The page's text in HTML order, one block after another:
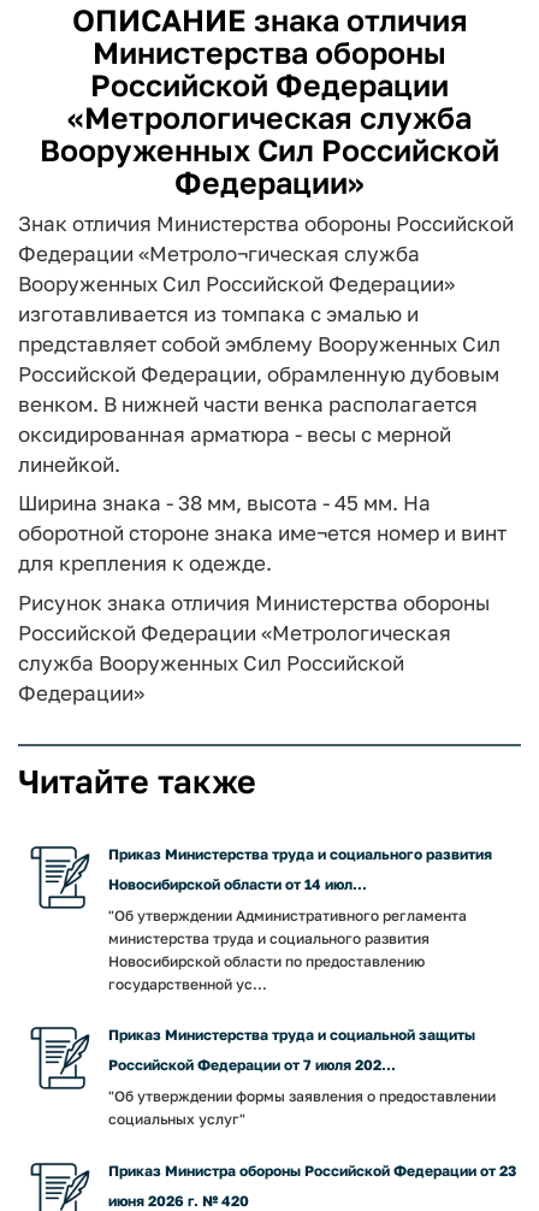
ОПИСАНИЕ знака отличия
Министерства обороны
Российской Федерации
«Метрологическая служба
Вооруженных Сил Российской
Федерации»
Знак отличия Министерства обороны Российской
Федерации «Метроло¬гическая служба
Вооруженных Сил Российской Федерации»
изготавливается из томпака с эмалью и
представляет собой эмблему Вооруженных Сил
Российской Федерации, обрамленную дубовым
венком. В нижней части венка располагается
оксидированная арматюра - весы с мерной
линейкой.
Ширина знака - 38 мм, высота - 45 мм. На
оборотной стороне знака име¬ется номер и винт
для крепления к одежде.
Рисунок знака отличия Министерства обороны
Российской Федерации «Метрологическая
служба Вооруженных Сил Российской
Федерации»
Читайте также
Приказ Министерства труда и социального развития
Новосибирской области от 14 июл...
"Об утверждении Административного регламента
министерства труда и социального развития
Новосибирской области по предоставлению
государственной ус...
Приказ Министерства труда и социальной защиты
Российской Федерации от 7 июля 202...
"Об утверждении формы заявления о предоставлении
социальных услуг"
Приказ Министра обороны Российской Федерации от 23
июня 2026 г. № 420